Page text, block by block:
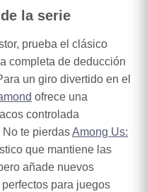
la serie
prueba el clásico
completa de deducción
un giro divertido en el
ofrece una
controlada
te pierdasAmong Us:
que mantiene las
añade nuevos
para juegos